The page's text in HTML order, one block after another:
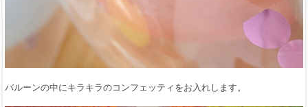
バルーンの中にキラキラのコンフェッティをお入れします。